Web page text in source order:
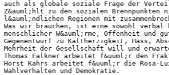
auch als globale soziale Frage der
Z&auml;hlt zu den sozialen Brennpunkten
l&auml;ndlichen Regionen mit
Was wir brauchen, ist eine sowohl verbal
menschlicher W&auml;rme, Offenheit und
Gegenentwurf zu Kaltherzigkeit, Hass,
Mehrheit der Gesellschaft will und
Thomas Falkner arbeitet f&uuml;r den
Horst Kahrs arbeitet f&uuml;r die Rosa-
Wahlverhalten und Demokratie.